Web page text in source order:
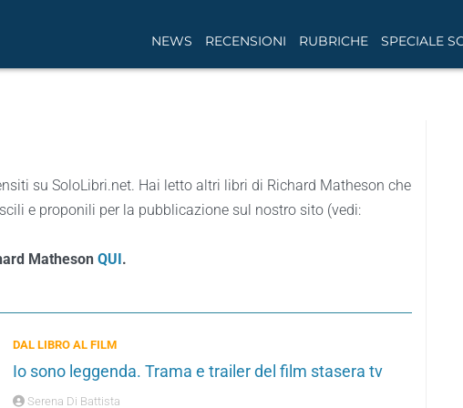
NEWS RECENSIONI RUBRICHE SPECIALE
su SoloLibri.net. Hai letto altri libri di Richard Matheson che
e proponili per la pubblicazione sul nostro sito (vedi:
Matheson QUI.
DAL LIBRO AL FILM
Io sono leggenda. Trama e trailer del film stasera tv
Serena Di Battista